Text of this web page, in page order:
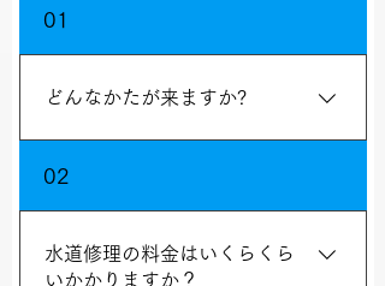
01
どんなかたが来ますか?
対応にお気に召さない点がございまし
たら弊社までご一報くださいませ。
02
水道修理の料金はいくらくら
いかかりますか？